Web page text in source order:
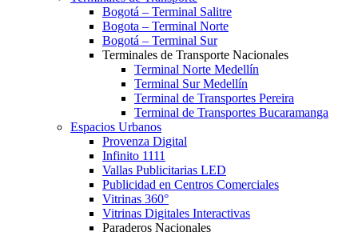
Bogotá – Terminal Salitre
Bogota – Terminal Norte
Bogotá – Terminal Sur
Terminales de Transporte Nacionales
Terminal Norte Medellín
Terminal Sur Medellín
Terminal de Transportes Pereira
Terminal de Transportes Bucaramanga
Espacios Urbanos
Provenza Digital
Infinito 1111
Vallas Publicitarias LED
Publicidad en Centros Comerciales
Vitrinas 360°
Vitrinas Digitales Interactivas
Paraderos Nacionales